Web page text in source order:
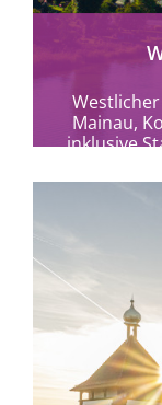
Mainau,
inklusive